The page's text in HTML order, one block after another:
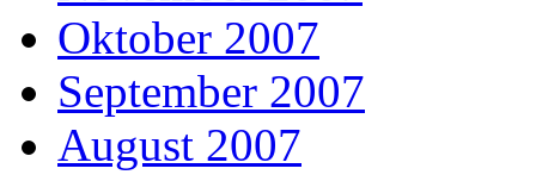
Oktober 2007
September 2007
August 2007